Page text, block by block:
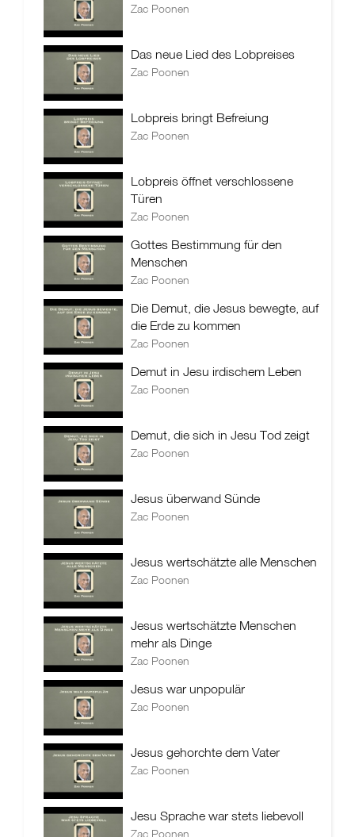
Zac Poonen
Das neue Lied des Lobpreises
Zac Poonen
Lobpreis bringt Befreiung
Zac Poonen
Lobpreis öffnet verschlossene
Türen
Zac Poonen
Gottes Bestimmung für den
Menschen
Zac Poonen
Die Demut, die Jesus bewegte, auf
die Erde zu kommen
Zac Poonen
Demut in Jesu irdischem Leben
Zac Poonen
Demut, die sich in Jesu Tod zeigt
Zac Poonen
Jesus überwand Sünde
Zac Poonen
Jesus wertschätzte alle Menschen
Zac Poonen
Jesus wertschätzte Menschen
mehr als Dinge
Zac Poonen
Jesus war unpopulär
Zac Poonen
Jesus gehorchte dem Vater
Zac Poonen
Jesu Sprache war stets liebevoll
Zac Poonen